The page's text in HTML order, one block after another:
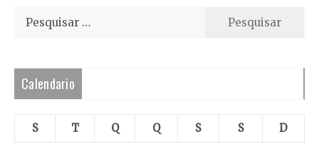
Pesquisar
Calendario
S T Q Q S S
D